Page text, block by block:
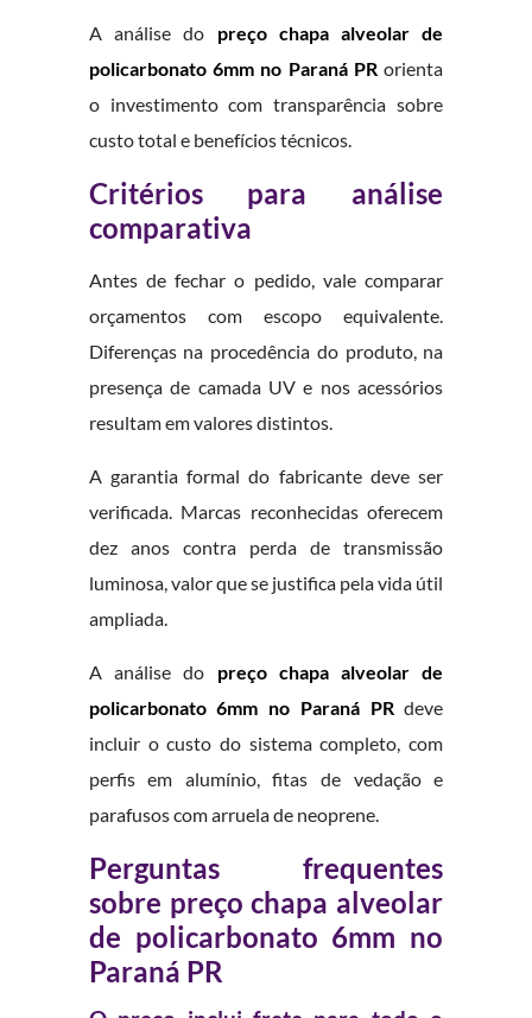
A análise do preço chapa alveolar de
policarbonato 6mm no Paraná PRorienta
o investimento com transparência sobre
custo total e benefícios técnicos.
Critérios para análise
comparativa
Antes de fechar o pedido, vale comparar
orçamentos com escopo equivalente.
Diferenças na procedência do produto, na
presença de camada UV e nos acessórios
resultam em valores distintos.
A garantia formal do fabricante deve ser
verificada. Marcas reconhecidas oferecem
dez anos contra perda de transmissão
luminosa, valor que se justifica pela vida útil
ampliada.
A análise do preço chapa alveolar de
policarbonato 6mm no Paraná PRdeve
incluir o custo do sistema completo, com
perfis em alumínio, fitas de vedação e
parafusos com arruela de neoprene.
Perguntas frequentes
sobre preço chapa alveolar
de policarbonato 6mm no
Paraná PR